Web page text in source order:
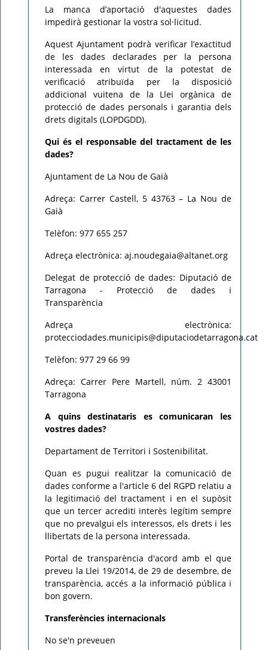
La manca d’aportació d'aquestes dades
impedirà gestionar la vostra sol·licitud.
Aquest Ajuntament podrà verificar l’exactitud
de les dades declarades per la persona
interessada en virtut de la potestat de
verificació atribuïda per la disposició
addicional vuitena de la Llei orgànica de
protecció de dades personals i garantia dels
drets digitals (LOPDGDD).
Qui és el responsable del tractament de les
dades?
Ajuntament de La Nou de Gaià
Adreça: Carrer Castell, 5 43763 – La Nou de
Gaià
Telèfon: 977 655 257
Adreça electrònica: aj.noudegaia@altanet.org
Delegat de protecció de dades: Diputació de
Tarragona - Protecció de dades i
Transparència
Adreça electrònica:
protecciodades.municipis@diputaciodetarragona.cat
Telèfon: 977 29 66 99
Adreça: Carrer Pere Martell, núm. 2 43001
Tarragona
A quins destinataris es comunicaran les
vostres dades?
Departament de Territori i Sostenibilitat.
Quan es pugui realitzar la comunicació de
dades conforme a l'article 6 del RGPD relatiu a
la legitimació del tractament i en el supòsit
que un tercer acrediti interès legítim sempre
que no prevalgui els interessos, els drets i les
llibertats de la persona interessada.
Portal de transparència d'acord amb el que
preveu la Llei 19/2014, de 29 de desembre, de
transparència, accés a la informació pública i
bon govern.
Transferències internacionals
No se'n preveuen